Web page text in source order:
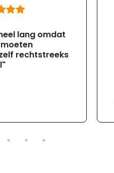
lang omdat
rechtstreeks